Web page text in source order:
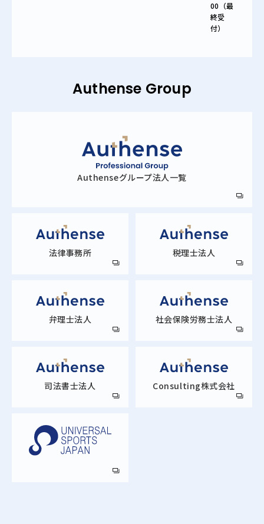
00（最
終受
付）
Authense Group
Authenseグループ法人一覧
法律事務所 税理士法人
弁理士法人 社会保険労務士法人
司法書士法人 Consulting株式会社